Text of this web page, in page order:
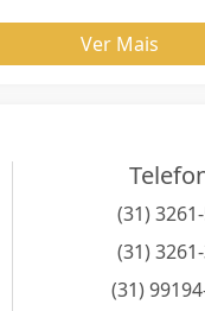
Ver Mais
(31)
(31)
(31)